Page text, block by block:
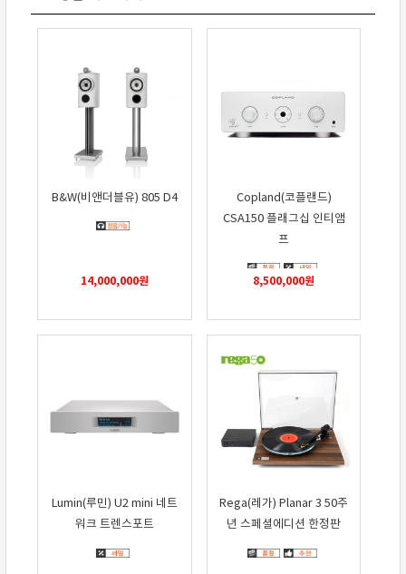
B&W(비앤더블유) 805 D4
14,000,000원
Copland(코플랜드)
CSA150 플래그십 인티앰
프
8,500,000원
Lumin(루민) U2 mini 네트
워크 트렌스포트
Rega(레가) Planar 3 50주
년 스페셜에디션 한정판